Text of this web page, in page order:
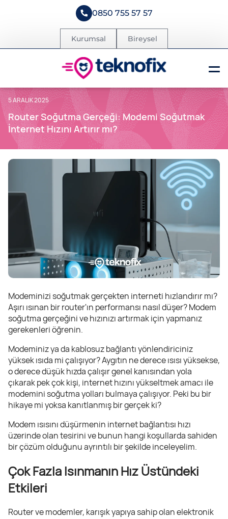
0850 755 57 57
Kurumsal Bireysel
5 ARALIK 2025
Router Soğutma Gerçeği: Modemi Soğutmak
İnternet Hızını Artırır mı?
Modeminizi soğutmak gerçekten interneti hızlandırır mı?
Aşırı ısınan bir router'ın performansı nasıl düşer? Modem
soğutma gerçeğini ve hızınızı artırmak için yapmanız
gerekenleri öğrenin.
Modeminiz ya da kablosuz bağlantı yönlendiriciniz
yüksek ısıda mi çalışıyor? Aygıtın ne derece ısısı yüksekse,
o derece düşük hızda çalışır genel kanısından yola
çıkarak pek çok kişi, internet hızını yükseltmek amacı ile
modemini soğutma yolları bulmaya çalışıyor. Peki bu bir
hikaye mi yoksa kanıtlanmış bir gerçek ki?
Modem ısısını düşürmenin internet bağlantısı hızı
üzerinde olan tesirini ve bunun hangi koşullarda sahiden
bir çözüm olduğunu ayrıntılı bir şekilde inceleyelim.
Çok Fazla Isınmanın Hız Üstündeki
Etkileri
Router ve modemler, karışık yapıya sahip olan elektronik